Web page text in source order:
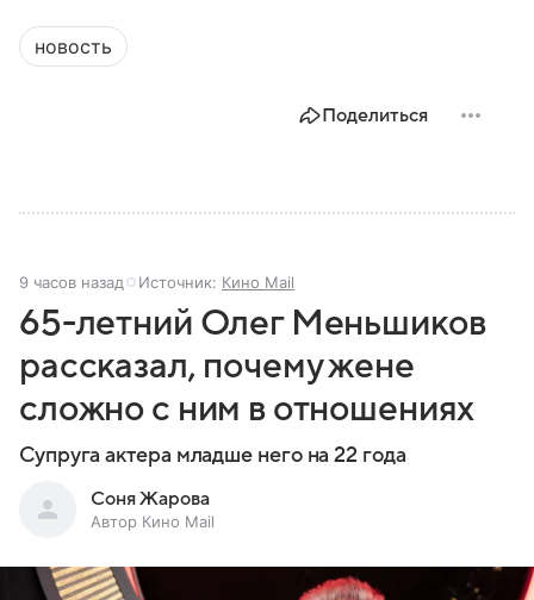
новость
Поделиться
9 часов назад Источник: Кино Mail
65-летний Олег Меньшиков
рассказал, почему жене
сложно с ним в отношениях
Супруга актера младше него на 22 года
Соня Жарова
Автор Кино Mail